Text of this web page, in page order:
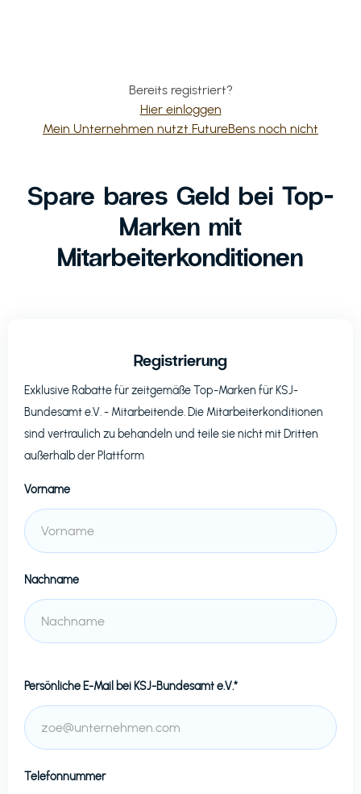
Bereits registriert?
Hier einloggen
Mein Unternehmen nutzt FutureBens noch nicht
Spare bares Geld bei Top-
Marken mit
Mitarbeiterkonditionen
Registrierung
Exklusive Rabatte für zeitgemäße Top-Marken für KSJ-
Bundesamt e.V.- Mitarbeitende. Die Mitarbeiterkonditionen
sind vertraulich zu behandeln und teile sie nicht mit Dritten
außerhalb der Plattform
Vorname
Nachname
Persönliche E-Mail bei KSJ-Bundesamt e.V.*
Telefonnummer